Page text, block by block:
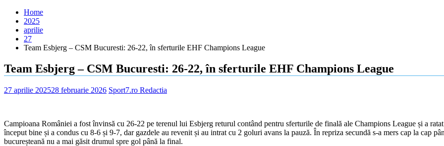
Home
2025
aprilie
27
Team Esbjerg – CSM Bucuresti: 26-22, în sferturile EHF Champions League
Team Esbjerg – CSM Bucuresti: 26-22, în sferturile EHF Champions League
27 aprilie 202528 februarie 2026 Sport7.ro Redactia
Campioana României a fost învinsă cu 26-22 pe terenul lui Esbjerg returul contând pentru sferturile de finală ale Champions League și a
început bine și a condus cu 8-6 și 9-7, dar gazdele au revenit și au intrat cu 2 goluri avans la pauză. În repriza secundă s-a mers cap la cap
bucureșteană nu a mai găsit drumul spre gol până la final.